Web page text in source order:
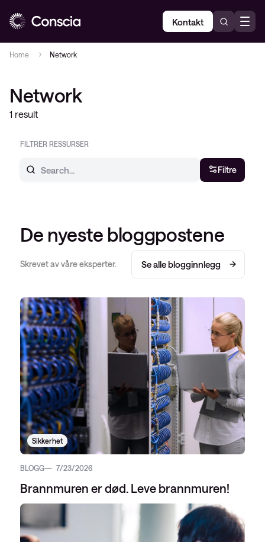
Kontakt
Home Network
Network
1 result
FILTRER RESSURSER
Filtre
De nyeste bloggpostene
Skrevet av våre eksperter. Se alle blogginnlegg
Sikkerhet
BLOGG 7/23/2026
Brannmuren er død. Leve brannmuren!